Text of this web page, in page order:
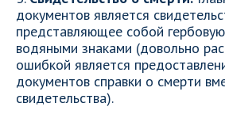
документов является
представляющее собой
водяными знаками (довольно
ошибкой является
документов справки о смерти
свидетельства).